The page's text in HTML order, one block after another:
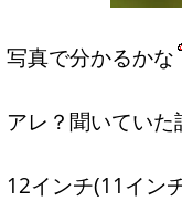
写真で分かるかな
アレ？聞いていた
12インチ(11イン